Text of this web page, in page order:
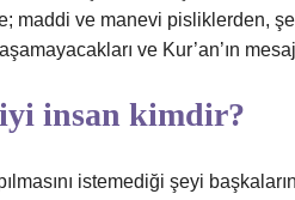
maddi ve manevi pisliklerden,
ve Kur’an’ın
insan kimdir?
istemediği şeyi